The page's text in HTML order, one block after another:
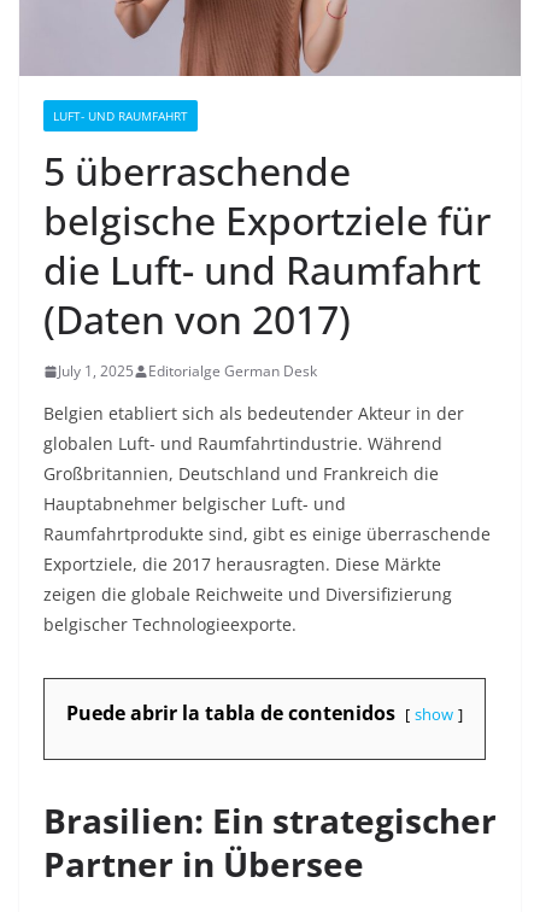
LUFT- UND RAUMFAHRT
5 überraschende
belgische Exportziele für
die Luft- und Raumfahrt
(Daten von 2017)
July 1, 2025 Editorialge German Desk
Belgien etabliert sich als bedeutender Akteur in der
globalen Luft- und Raumfahrtindustrie. Während
Großbritannien, Deutschland und Frankreich die
Hauptabnehmer belgischer Luft- und
Raumfahrtprodukte sind, gibt es einige überraschende
Exportziele, die 2017 herausragten. Diese Märkte
zeigen die globale Reichweite und Diversifizierung
belgischer Technologieexporte.
Puede abrir la tabla de contenidos show
Brasilien: Ein strategischer
Partner in Übersee